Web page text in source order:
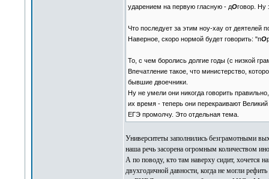
ударением на первую гласную - дОговор. Ну
Что последует за этим ноу-хау от деятелей
Наверное, скоро нормой будет говорить: "пО
То, с чем боролись долгие годы (с низкой
Впечатление такое, что министерство,
бывшие двоечники.
Ну не умели они никогда говорить
их время - теперь они перекраивают
ЕГЭ промолчу. Это отдельная тема.
Университеты заполнились безграмотными
наша речь засорена огромным количеством
А по поводу, кто там наверху сидит, хочется
двухгодичной давности, когда не могли